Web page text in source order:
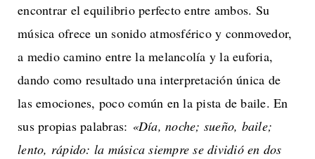
encontrar el equilibrio perfecto entre ambos. Su
música ofrece un sonido atmosférico y conmovedor,
a medio camino entre la melancolía y la euforia,
dando como resultado una interpretación única de
las emociones, poco común en la pista de baile. En
sus propias palabras: «Día, noche; sueño, baile;
lento, rápido: la música siempre se dividió en dos